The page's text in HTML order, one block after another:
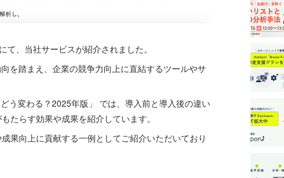
、当社サービスが紹介されました。
を踏まえ、企業の競争力向上に直結するツールやサ
う変わる？2025年版」 では、導入前と導入後の違い
たらす効果や成果を紹介しています。
果向上に貢献する一例としてご紹介いただいており